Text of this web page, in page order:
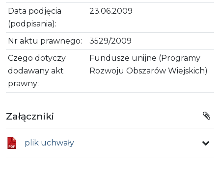
Data podjęcia
(podpisania):
23.06.2009
Nr aktu prawnego:
3529/2009
Czego dotyczy
dodawany akt
prawny:
Fundusze unijne (Programy
Rozwoju Obszarów Wiejskich)
Załączniki
plik uchwały